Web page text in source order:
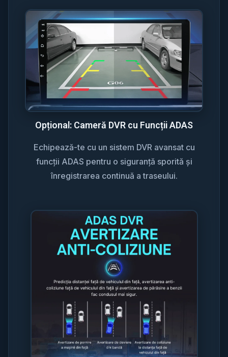
Opțional: Cameră DVR cu Funcții ADAS
Echipează-te cu un sistem DVR avansat cu
funcții ADAS pentru o siguranță sporită și
înregistrarea continuă a traseului.